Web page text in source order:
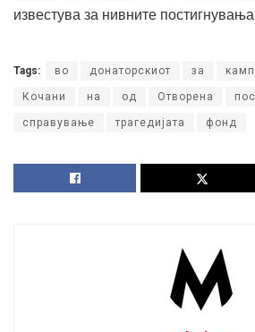
известува за нивните
Tags: во донаторскиот за
Кочани на од Отворена
справување трагедијата фонд